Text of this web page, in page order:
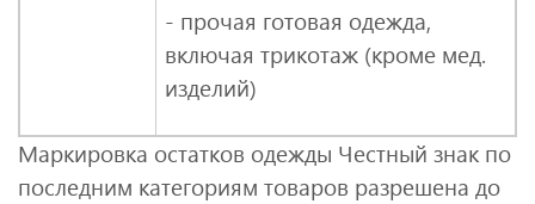
- прочая готовая одежда,
включая трикотаж (кроме мед.
изделий)
Маркировка остатков одежды Честный знак по
последним категориям товаров разрешена до